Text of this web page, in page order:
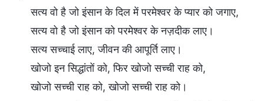
सत्य वो है जो इंसान के दिल में परमेश्वर के प्यार को जगाए,
सत्य वो है जो इंसान को परमेश्वर के नज़दीक लाए।
सत्य सच्चाई लाए, जीवन की आपूर्ति लाए।
खोजो इन सिद्धांतों को, फिर खोजो सच्ची राह को,
खोजो सच्ची राह को, खोजो सच्ची राह को।